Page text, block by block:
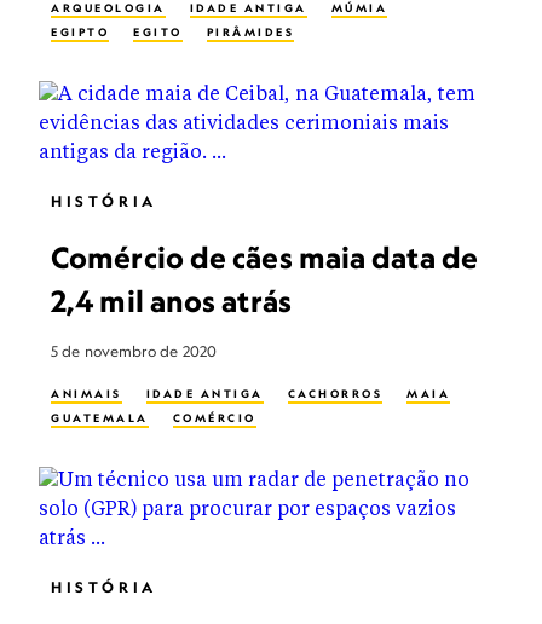
ARQUEOLOGIA IDADE ANTIGA
MÚMIA
EGIPTO
EGITO PIRÂMIDES
HISTÓRIA
Comércio de cães maia data de
2,4 mil anos atrás
5 de novembro de 2020
ANIMAIS IDADE ANTIGA CACHORROS
MAIA
GUATEMALA
COMÉRCIO
HISTÓRIA